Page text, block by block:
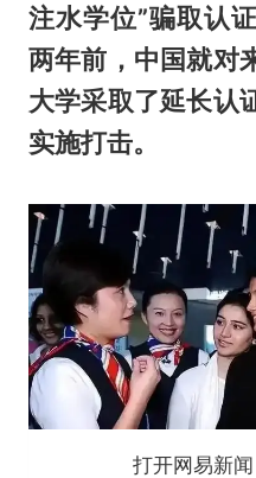
注水学位”骗取认
两年前，中国就对
大学采取了延长认
实施打击。
打开网易新